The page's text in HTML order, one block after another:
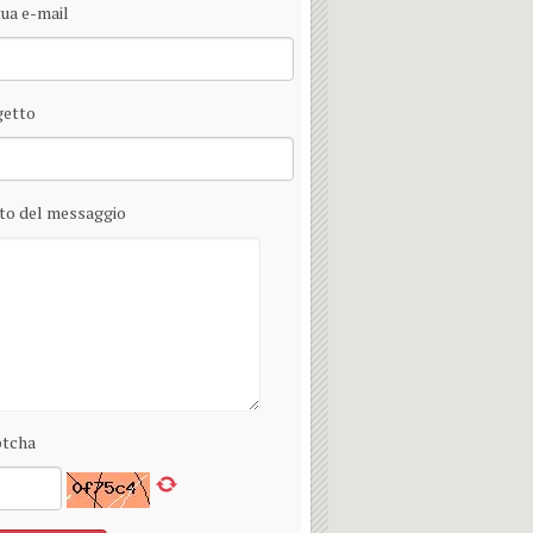
e-mail
del messaggio